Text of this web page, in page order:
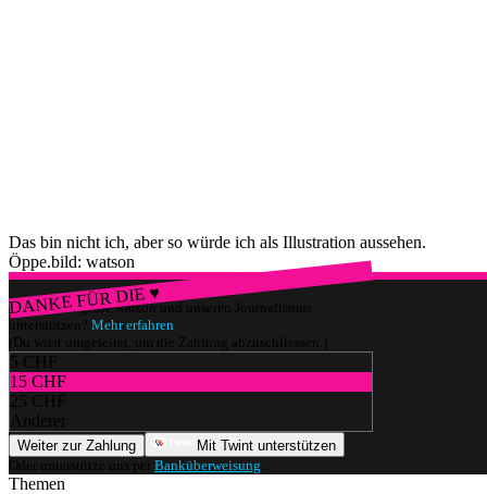
Das bin nicht ich, aber so würde ich als Illustration aussehen.
Öppe.bild: watson
DANKE FÜR DIE ♥
Würdest du gerne watson und unseren Journalismus
unterstützen? Mehr erfahren
(Du wirst umgeleitet, um die Zahlung abzuschliessen.)
5 CHF
15 CHF
25 CHF
Anderer
Weiter zur Zahlung
Mit Twint unterstützen
Oder unterstütze uns per Banküberweisung
Themen